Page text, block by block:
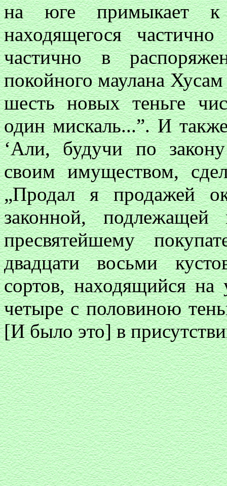
на юге примыкает к
находящегося
частично в
покойного маулана
шесть новых теньге
один мискаль...”. И
‘Али, будучи по
своим имуществом,
„Продал я продажей
законной,
пресвятейшему
двадцати восьми
сортов, находящийся
четыре с половиною
[И было это] в